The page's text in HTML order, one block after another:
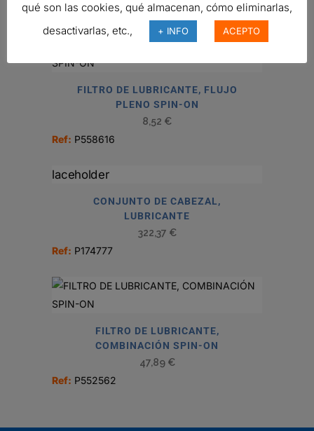
Ref:P550047
FILTRO DE LUBRICANTE, FLUJO
PLENO SPIN-ON
8,52 €
Ref: P558616
CONJUNTO DE CABEZAL,
LUBRICANTE
322,37 €
Ref: P174777
FILTRO DE LUBRICANTE,
COMBINACIÓN SPIN-ON
47,89 €
Ref: P552562
qué son las cookies, qué almacenan, cómo eliminarlas,
desactivarlas, etc.,
+ INFO ACEPTO